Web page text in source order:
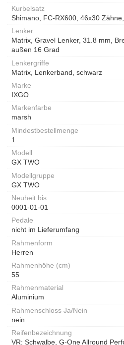
Kurbelsatz
Shimano, FC-RX600, 46x30
Lenker
Matrix, Gravel Lenker, 31.8 mm,
außen 16 Grad
Lenkergriffe
Matrix, Lenkerband, schwarz
Marke
IXGO
Markenfarbe
marsh
Mindestbestellmenge
1
Modell
GX TWO
Modellgruppe
GX TWO
Neuheit bis
0001-01-01
Pedale
nicht im Lieferumfang
Rahmenform
Herren
Rahmenhöhe (cm)
55
Rahmenmaterial
Aluminium
Rahmenschloss Ja/Nein
nein
Reifenbezeichnung
VR: Schwalbe, G-One Allround